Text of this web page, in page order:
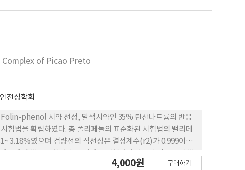
렌과 크림빵 의 현행 CCP의 유효성은 확인되었다. 그러나 빵
추가되어야 할 것으로 판단된다. 또한 제조 환경의 미생물
of Picao Preto
전성학회
Folin-phenol 시약 선정, 발색시약인 35% 탄산나트륨의 반응
험법을 확립하였다. 총 폴리페놀의 표준화된 시험법의 밸리데
3.18%였으며 검량선의 직선성은 결정계수(r2)가 0.999이상
4,000원 구매하기